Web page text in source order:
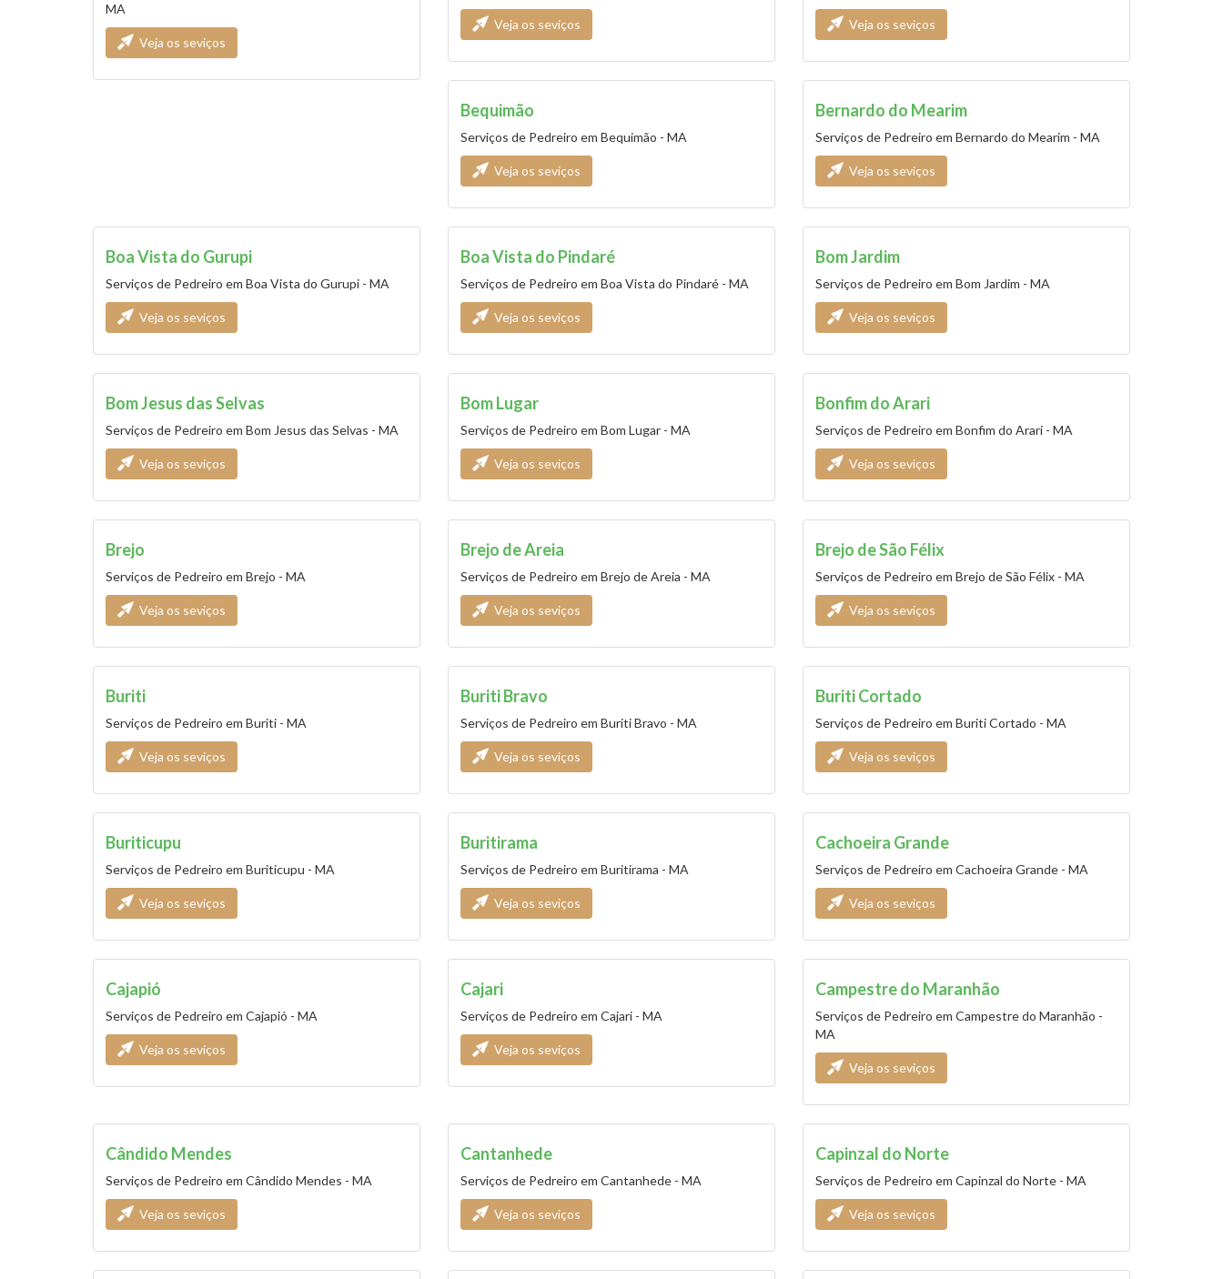
MA
Veja os seviços
Veja os seviços Veja os seviços
Bequimão
Serviços de Pedreiro em Bequimão - MA
Veja os seviços
Bernardo do Mearim
Serviços de Pedreiro em Bernardo do Mearim - MA
Veja os seviços
Boa Vista do Gurupi
Serviços de Pedreiro em Boa Vista do Gurupi - MA
Veja os seviços
Boa Vista do Pindaré
Serviços de Pedreiro em Boa Vista do Pindaré - MA
Veja os seviços
Bom Jardim
Serviços de Pedreiro em Bom Jardim - MA
Veja os seviços
Bom Jesus das Selvas
Serviços de Pedreiro em Bom Jesus das Selvas - MA
Veja os seviços
Bom Lugar
Serviços de Pedreiro em Bom Lugar - MA
Veja os seviços
Bonfim do Arari
Serviços de Pedreiro em Bonfim do Arari - MA
Veja os seviços
Brejo
Serviços de Pedreiro em Brejo - MA
Veja os seviços
Brejo de Areia
Serviços de Pedreiro em Brejo de Areia - MA
Veja os seviços
Brejo de São Félix
Serviços de Pedreiro em Brejo de São Félix - MA
Veja os seviços
Buriti
Serviços de Pedreiro em Buriti - MA
Veja os seviços
Buriti Bravo
Serviços de Pedreiro em Buriti Bravo - MA
Veja os seviços
Buriti Cortado
Serviços de Pedreiro em Buriti Cortado - MA
Veja os seviços
Buriticupu
Serviços de Pedreiro em Buriticupu - MA
Veja os seviços
Buritirama
Serviços de Pedreiro em Buritirama - MA
Veja os seviços
Cachoeira Grande
Serviços de Pedreiro em Cachoeira Grande - MA
Veja os seviços
Cajapió
Serviços de Pedreiro em Cajapió - MA
Veja os seviços
Cajari
Serviços de Pedreiro em Cajari - MA
Veja os seviços
Campestre do Maranhão
Serviços de Pedreiro em Campestre do Maranhão -
MA
Veja os seviços
Cândido Mendes
Serviços de Pedreiro em Cândido Mendes - MA
Veja os seviços
Cantanhede
Serviços de Pedreiro em Cantanhede - MA
Veja os seviços
Capinzal do Norte
Serviços de Pedreiro em Capinzal do Norte - MA
Veja os seviços